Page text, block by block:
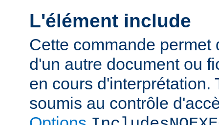
L'élément include
Cette commande permet
d'un autre document ou
en cours d'interprétation.
soumis au contrôle